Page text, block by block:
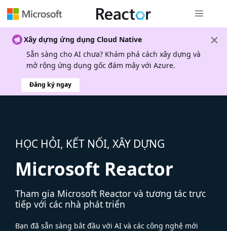
Xây dựng ứng dụng Cloud Native
Sẵn sàng cho AI chưa? Khám phá cách xây dựng và
mở rộng ứng dụng gốc đám mây với Azure.
Đăng ký ngay
HỌC HỎI, KẾT NỐI, XÂY DỰNG
Microsoft Reactor
Tham gia Microsoft Reactor và tương tác trực
tiếp với các nhà phát triển
Bạn đã sẵn sàng bắt đầu với AI và các công nghệ mới